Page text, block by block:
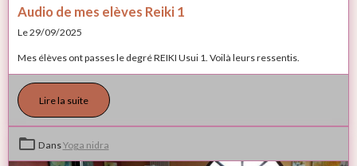
Audio de mes elèves Reiki 1
Le 29/09/2025
Mes élèves ont passes le degré REIKI Usui 1. Voilà leurs ressentis.
Lire la suite
DansYoga nidra